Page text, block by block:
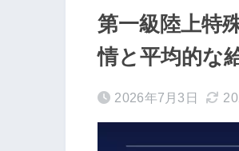
第一級陸上特
情と平均的な
2026年7月3日